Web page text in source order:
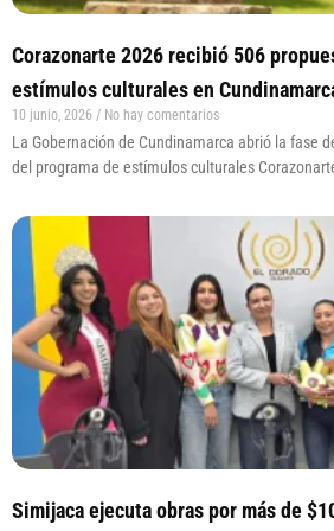
Corazonarte 2026 recibió 506
estímulos culturales en
10 junio, 2026 No hay comentarios
La Gobernación de Cundinamarca abrió la fase
del programa de estímulos culturales
Simijaca ejecuta obras por más de